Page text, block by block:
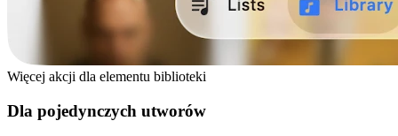
Więcej akcji dla elementu biblioteki
Dla pojedynczych utworów